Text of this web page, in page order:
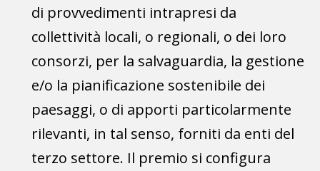
di provvedimenti intrapresi da
collettività locali, o regionali, o dei loro
consorzi, per la salvaguardia, la gestione
e/o la pianificazione sostenibile dei
paesaggi, o di apporti particolarmente
rilevanti, in tal senso, forniti da enti del
terzo settore. Il premio si configura